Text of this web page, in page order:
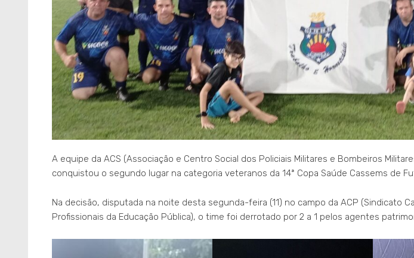
A equipe da ACS (Associação e Centro Social dos Policiais Militares e Bombeiros
conquistou o segundo lugar na categoria veteranos da 14ª Copa Saúde Cassems de
Na decisão, disputada na noite desta segunda-feira (11) no campo da ACP (Sindicato
Profissionais da Educação Pública), o time foi derrotado por 2 a 1 pelos agentes